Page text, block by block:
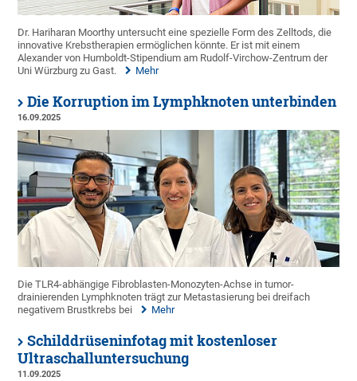
Dr. Hariharan Moorthy untersucht eine spezielle Form des Zelltods, die
innovative Krebstherapien ermöglichen könnte. Er ist mit einem
Alexander von Humboldt-Stipendium am Rudolf-Virchow-Zentrum der
Uni Würzburg zu Gast.
Mehr
Die Korruption im Lymphknoten unterbinden
16.09.2025
Die TLR4-abhängige Fibroblasten-Monozyten-Achse in tumor-
drainierenden Lymphknoten trägt zur Metastasierung bei dreifach
negativem Brustkrebs bei
Mehr
Schilddrüseninfotag mit kostenloser
Ultraschalluntersuchung
11.09.2025